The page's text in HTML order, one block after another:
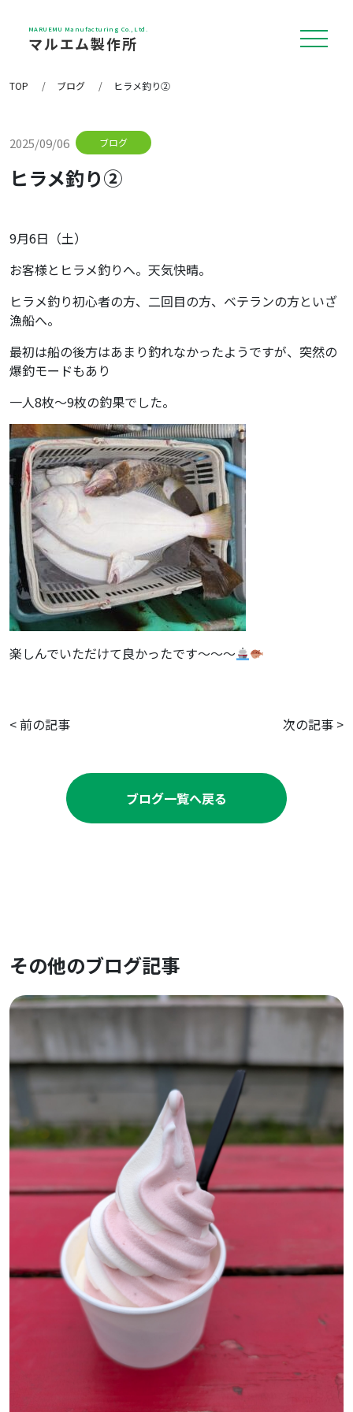
事業内容
制作実績
機械設備
ブログ
お知らせ
採用情報
お問い合わせ
MARUEMU Manufacturing Co., Ltd.
マルエム製作所
TOP ブログ ヒラメ釣り②
2025/09/06 ブログ
ヒラメ釣り②
9月6日（土）
お客様とヒラメ釣りへ。天気快晴。
ヒラメ釣り初心者の方、二回目の方、ベテランの方といざ
漁船へ。
最初は船の後方はあまり釣れなかったようですが、突然の
爆釣モードもあり
一人8枚～9枚の釣果でした。
楽しんでいただけて良かったです～～～
<前の記事
ブログ一覧へ戻る
次の記事 >
その他のブログ記事